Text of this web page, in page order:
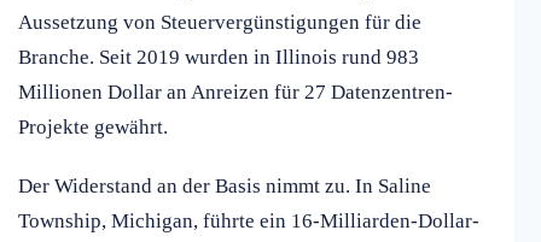
Aussetzung von Steuervergünstigungen für die
Branche. Seit 2019 wurden in Illinois rund 983
Millionen Dollar an Anreizen für 27 Datenzentren-
Projekte gewährt.
Der Widerstand an der Basis nimmt zu. In Saline
Township, Michigan, führte ein 16-Milliarden-Dollar-